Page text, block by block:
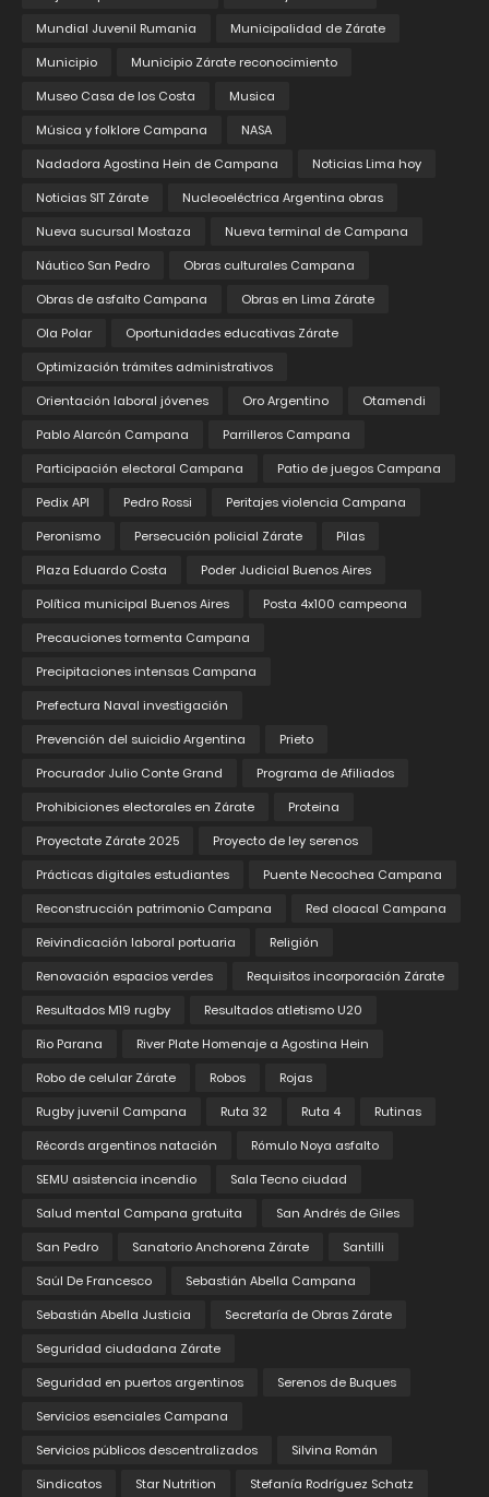
Mundial Juvenil Rumania
Municipalidad de Zárate
Municipio
Municipio Zárate reconocimiento
Museo Casa de los Costa
Musica
Música y folklore Campana
NASA
Nadadora Agostina Hein de Campana
Noticias Lima hoy
Noticias SIT Zárate
Nucleoeléctrica Argentina obras
Nueva sucursal Mostaza
Nueva terminal de Campana
Náutico San Pedro
Obras culturales Campana
Obras de asfalto Campana
Obras en Lima Zárate
Ola Polar
Oportunidades educativas Zárate
Optimización trámites administrativos
Orientación laboral jóvenes
Oro Argentino
Otamendi
Pablo Alarcón Campana
Parrilleros Campana
Participación electoral Campana
Patio de juegos Campana
Pedix API
Pedro Rossi
Peritajes violencia Campana
Peronismo
Persecución policial Zárate
Pilas
Plaza Eduardo Costa
Poder Judicial Buenos Aires
Política municipal Buenos Aires
Posta 4x100 campeona
Precauciones tormenta Campana
Precipitaciones intensas Campana
Prefectura Naval investigación
Prevención del suicidio Argentina
Prieto
Procurador Julio Conte Grand
Programa de Afiliados
Prohibiciones electorales en Zárate
Proteina
Proyectate Zárate 2025
Proyecto de ley serenos
Prácticas digitales estudiantes
Puente Necochea Campana
Reconstrucción patrimonio Campana
Red cloacal Campana
Reivindicación laboral portuaria
Religión
Renovación espacios verdes
Requisitos incorporación Zárate
Resultados M19 rugby
Resultados atletismo U20
Rio Parana
River Plate Homenaje a Agostina Hein
Robo de celular Zárate
Robos
Rojas
Rugby juvenil Campana
Ruta 32 Ruta 4
Rutinas
Récords argentinos natación
Rómulo Noya asfalto
SEMU asistencia incendio
Sala Tecno ciudad
Salud mental Campana gratuita
San Andrés de Giles
San Pedro
Sanatorio Anchorena Zárate
Santilli
Saúl De Francesco
Sebastián Abella Campana
Sebastián Abella Justicia
Secretaría de Obras Zárate
Seguridad ciudadana Zárate
Seguridad en puertos argentinos
Serenos de Buques
Servicios esenciales Campana
Servicios públicos descentralizados
Silvina Román
Sindicatos
Star Nutrition
Stefanía Rodríguez Schatz